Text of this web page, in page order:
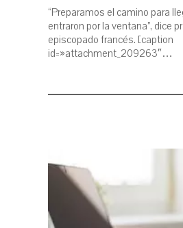
“Preparamos el camino para
entraron por la ventana”, dice
episcopado francés. [caption
id=»attachment_209263″…